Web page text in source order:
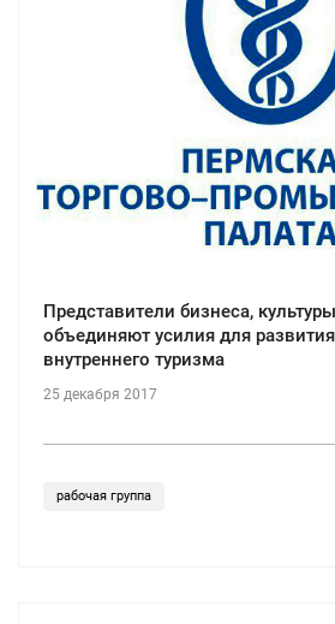
Представители бизнеса,
объединяют усилия для
внутреннего туризма
25 декабря 2017
рабочая группа